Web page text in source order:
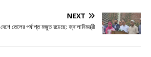
NEXT
দেশে তেলের পর্যাপ্ত মজুত রয়েছে: জ্বালানিমন্ত্রী